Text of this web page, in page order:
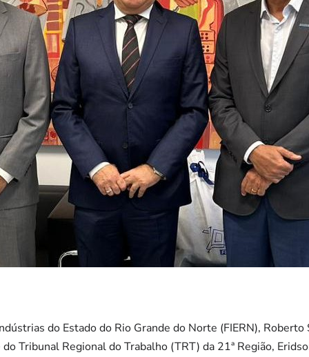
do Estado do Rio Grande do Norte (FIERN),
Tribunal Regional do Trabalho (TRT) da 21ª Região,